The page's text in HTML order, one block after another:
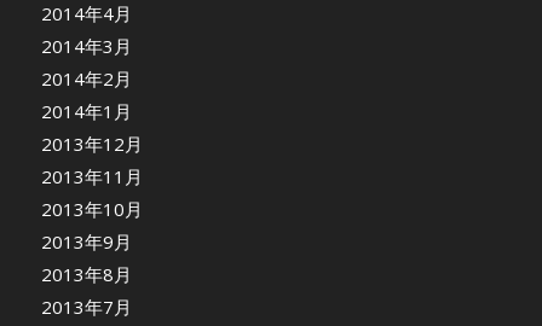
2014年4月
2014年3月
2014年2月
2014年1月
2013年12月
2013年11月
2013年10月
2013年9月
2013年8月
2013年7月